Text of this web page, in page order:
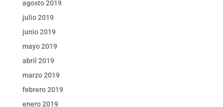
agosto 2019
julio 2019
junio 2019
mayo 2019
abril 2019
marzo 2019
febrero 2019
enero 2019